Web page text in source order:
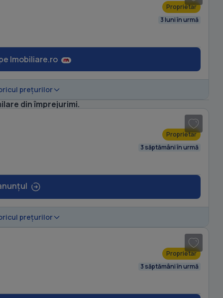
Proprietar
3 luni în urmă
Imobiliare.ro
prețurilor
din împrejurimi.
Proprietar
3 săptămâni în urmă
prețurilor
Proprietar
3 săptămâni în urmă